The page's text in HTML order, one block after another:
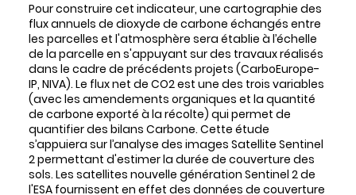
Pour construire cet indicateur, une cartographie des
flux annuels de dioxyde de carbone échangés entre
les parcelles et l'atmosphère sera établie à l’échelle
de la parcelle en s'appuyant sur des travaux réalisés
dans le cadre de précédents projets (CarboEurope-
IP, NIVA). Le flux net de CO2 est une des trois variables
(avec les amendements organiques et la quantité
de carbone exporté à la récolte) qui permet de
quantifier des bilans Carbone. Cette étude
s’appuiera sur l’analyse des images Satellite Sentinel
2 permettant d'estimer la durée de couverture des
sols. Les satellites nouvelle génération Sentinel 2 de
l'ESA fournissent en effet des données de couverture